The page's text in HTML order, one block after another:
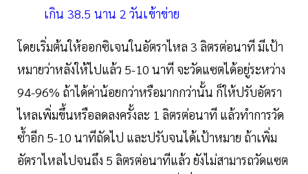
เกิน 38.5 นาน 2 วันเข้าข่าย
โดยเริ่มต้นให้ออกซิเจนในอัตราไหล 3 ลิตรต่อนาที มีเป้า
หมายว่าหลังให้ไปแล้ว 5-10 นาที จะวัดแซตได้อยู่ระหว่าง
94-96% ถ้าได้ค่าน้อยกว่าหรือมากกว่านั้น ก็ให้ปรับอัตรา
ไหลเพิ่มขึ้นหรือลดลงครั้งละ 1 ลิตรต่อนาที แล้วทำการวัด
ซ้ำอีก 5-10 นาทีถัดไป และปรับจนได้เป้าหมาย ถ้าเพิ่ม
อัตราไหลไปจนถึง 5 ลิตรต่อนาทีแล้ว ยังไม่สามารถวัดแซต